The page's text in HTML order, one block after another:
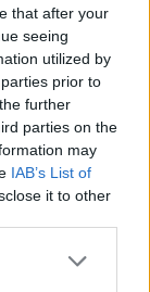
that after your
seeing
utilized by
prior to
further
parties on the
may
IAB’s List of
it to other